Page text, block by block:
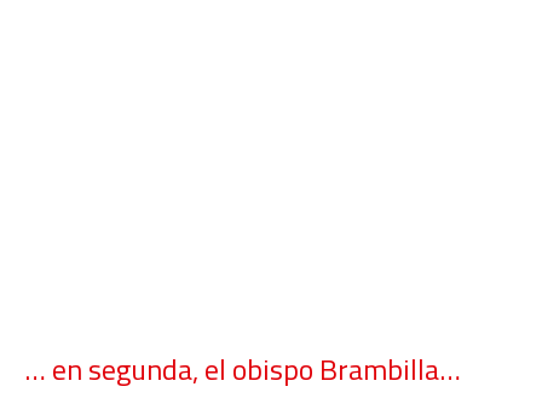
… en segunda, el obispo Brambilla…